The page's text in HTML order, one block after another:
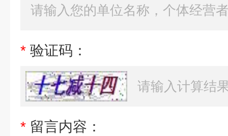
* 验证码：
* 留言内容：